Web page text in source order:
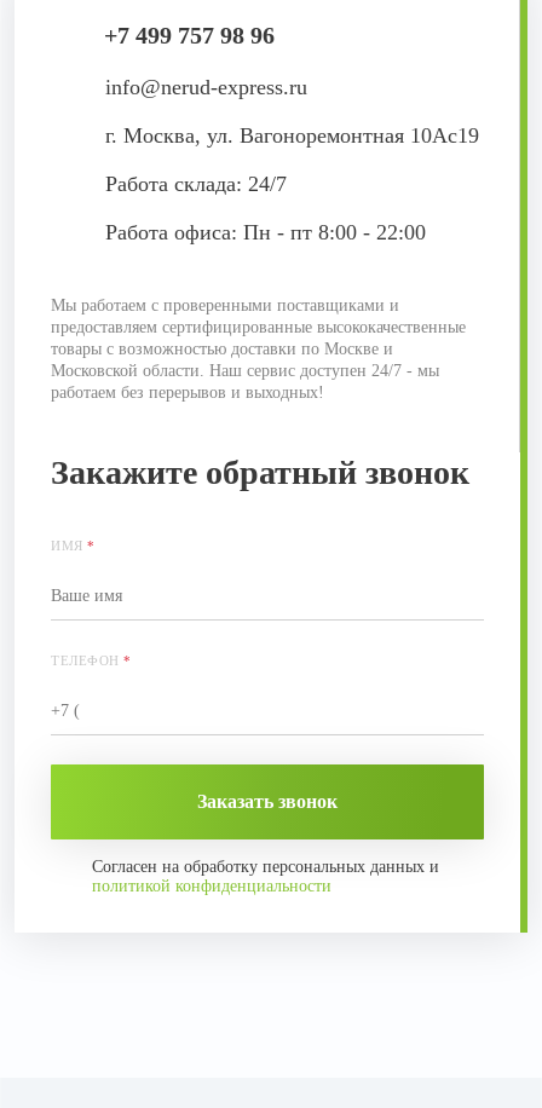
+7 499 757 98 96
info@nerud-express.ru
г. Москва, ул. Вагоноремонтная 10Ас19
Работа склада: 24/7
Работа офиса: Пн - пт 8:00 - 22:00
Мы работаем с проверенными поставщиками и
предоставляем сертифицированные высококачественные
товары с возможностью доставки по Москве и
Московской области. Наш сервис доступен 24/7 - мы
работаем без перерывов и выходных!
Закажите обратный звонок
ИМЯ*
ТЕЛЕФОН*
Заказать звонок
Согласен на обработку персональных данных и
политикой конфиденциальности